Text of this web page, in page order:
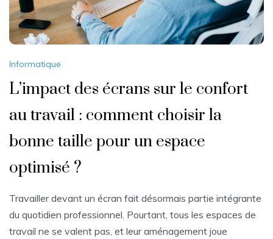
Informatique
L’impact des écrans sur le confort
au travail : comment choisir la
bonne taille pour un espace
optimisé ?
Travailler devant un écran fait désormais partie intégrante
du quotidien professionnel. Pourtant, tous les espaces de
travail ne se valent pas, et leur aménagement joue